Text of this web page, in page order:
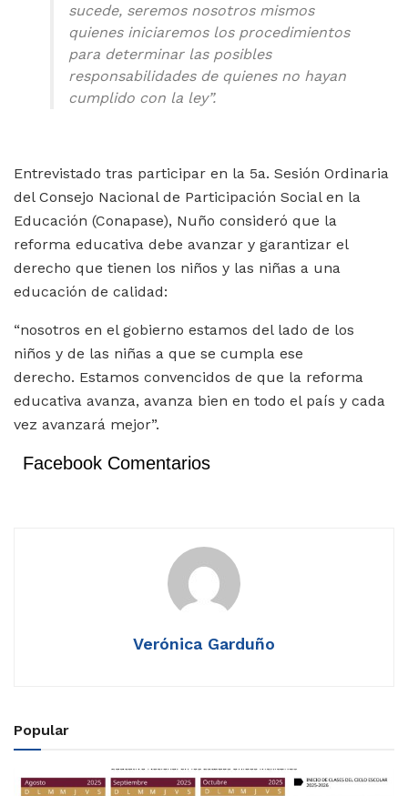
sucede, seremos nosotros mismos
quienes iniciaremos los procedimientos
para determinar las posibles
responsabilidades de quienes no hayan
cumplido con la ley”.
Entrevistado tras participar en la 5a. Sesión Ordinaria
del Consejo Nacional de Participación Social en la
Educación (Conapase), Nuño consideró que la
reforma educativa debe avanzar y garantizar el
derecho que tienen los niños y las niñas a una
educación de calidad:
“nosotros en el gobierno estamos del lado de los
niños y de las niñas a que se cumpla ese
derecho. Estamos convencidos de que la reforma
educativa avanza, avanza bien en todo el país y cada
vez avanzará mejor”.
Facebook Comentarios
Verónica Garduño
Popular